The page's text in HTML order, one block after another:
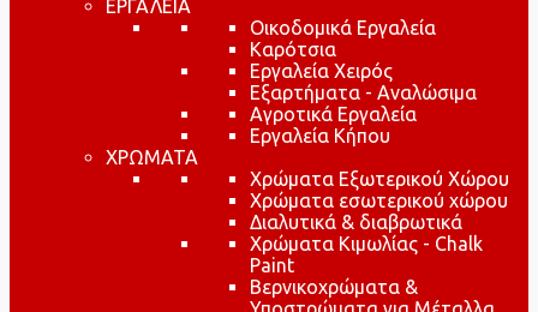
ΕΡΓΑΛΕΙΑ
Οικοδομικά Εργαλεία
Καρότσια
Εργαλεία Χειρός
Εξαρτήματα - Αναλώσιμα
Αγροτικά Εργαλεία
Εργαλεία Κήπου
ΧΡΩΜΑΤΑ
Χρώματα Εξωτερικού Χώρου
Χρώματα εσωτερικού χώρου
Διαλυτικά & διαβρωτικά
Χρώματα Κιμωλίας - Chalk
Paint
Βερνικοχρώματα &